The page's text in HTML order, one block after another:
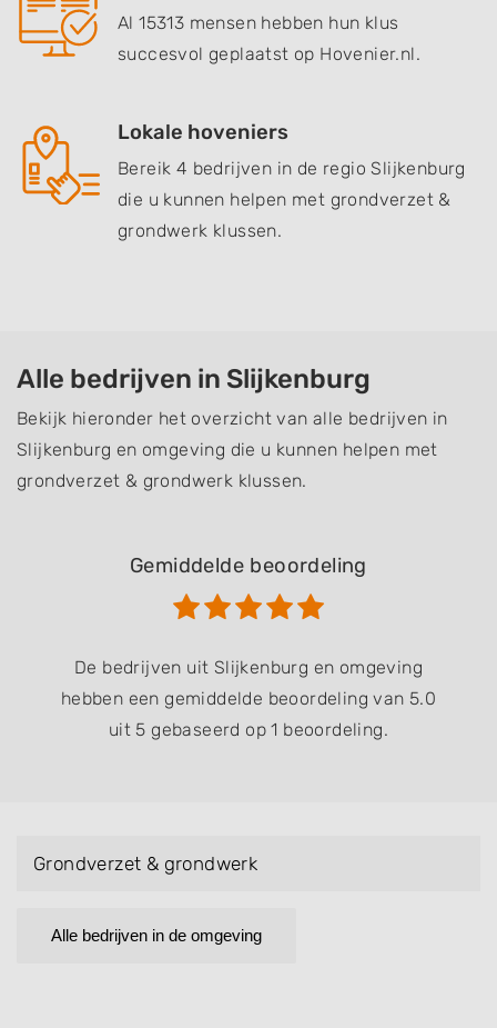
Al 15313 mensen hebben hun klus
succesvol geplaatst op Hovenier.nl.
Lokale hoveniers
Bereik 4 bedrijven in de regio Slijkenburg
die u kunnen helpen met grondverzet &
grondwerk klussen.
Alle bedrijven in Slijkenburg
Bekijk hieronder het overzicht van alle bedrijven in
Slijkenburg en omgeving die u kunnen helpen met
grondverzet & grondwerk klussen.
Gemiddelde beoordeling
De bedrijven uit Slijkenburg en omgeving
hebben een gemiddelde beoordeling van 5.0
uit 5 gebaseerd op 1 beoordeling.
Grondverzet & grondwerk
Alle bedrijven in de omgeving